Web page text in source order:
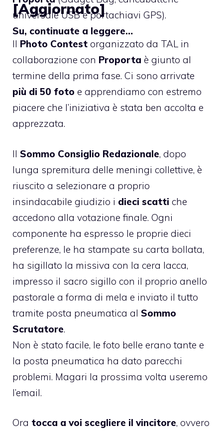
universale USB e portachiavi GPS).
Su, continuate a leggere…
[Aggiornato]
Il Photo Contest organizzato da TAL in
collaborazione con Proporta è giunto al
termine della prima fase. Ci sono arrivate
più di 50 foto e apprendiamo con estremo
piacere che l’iniziativa è stata ben accolta e
apprezzata.
Il Sommo Consiglio Redazionale, dopo
lunga spremitura delle meningi collettive, è
riuscito a selezionare a proprio
insindacabile giudizio i dieci scatti che
accedono alla votazione finale. Ogni
componente ha espresso le proprie dieci
preferenze, le ha stampate su carta bollata,
ha sigillato la missiva con la cera lacca,
impresso il sacro sigillo con il proprio anello
pastorale a forma di mela e inviato il tutto
tramite posta pneumatica al Sommo
Scrutatore.
Non è stato facile, le foto belle erano tante e
la posta pneumatica ha dato parecchi
problemi. Magari la prossima volta useremo
l’email.
Ora tocca a voi scegliere il vincitore, ovvero